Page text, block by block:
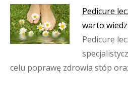
Pedicure
warto
Pedicure
celu poprawę zdrowia stóp